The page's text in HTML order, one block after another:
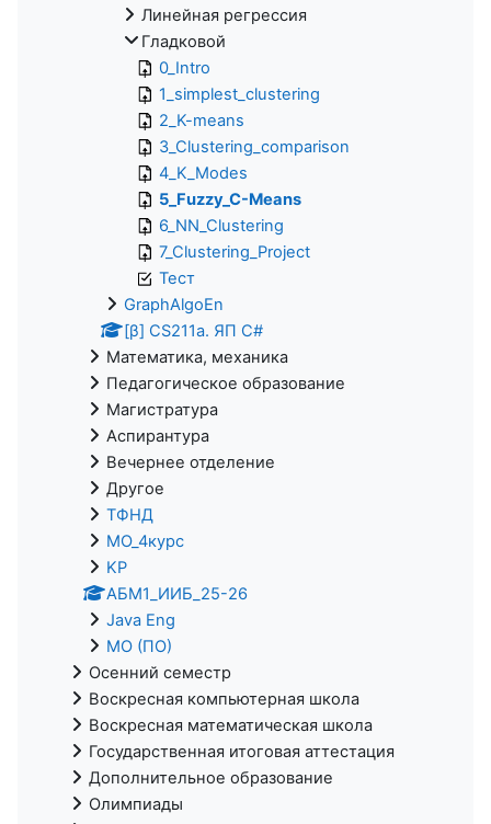
Линейная регрессия
Гладковой
0_Intro
1_simplest_clustering
2_K-means
3_Clustering_comparison
4_K_Modes
5_Fuzzy_C-Means
6_NN_Clustering
7_Clustering_Project
Тест
GraphAlgoEn
[β] CS211a. ЯП С#
Математика, механика
Педагогическое образование
Магистратура
Аспирантура
Вечернее отделение
Другое
ТФНД
МО_4курс
KP
АБМ1_ИИБ_25-26
Java Eng
МО (ПО)
Осенний семестр
Воскресная компьютерная школа
Воскресная математическая школа
Государственная итоговая аттестация
Дополнительное образование
Олимпиады